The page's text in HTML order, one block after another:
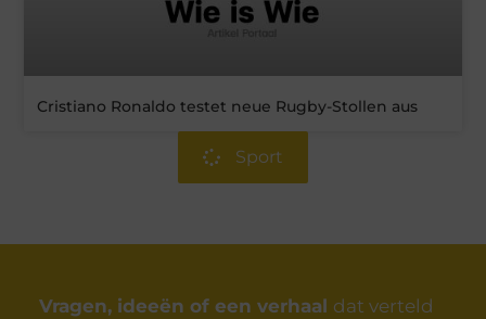
Cristiano Ronaldo testet neue Rugby-Stollen aus
Sport
Vragen, ideeën of een verhaal dat verteld